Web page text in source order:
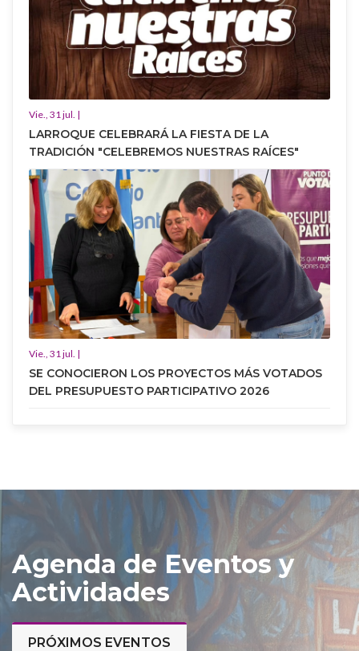
Vie., 31 jul. |
LARROQUE CELEBRARÁ LA FIESTA DE LA
TRADICIÓN "CELEBREMOS NUESTRAS RAÍCES"
Vie., 31 jul. |
SE CONOCIERON LOS PROYECTOS MÁS VOTADOS
DEL PRESUPUESTO PARTICIPATIVO 2026
Agenda de Eventos y
Actividades
PRÓXIMOS EVENTOS